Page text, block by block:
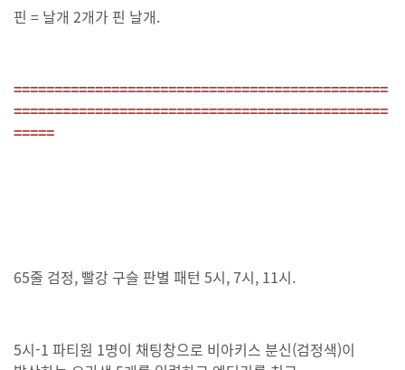
핀 = 날개 2개가 핀 날개.
==============================================
==============================================
=====
65줄 검정, 빨강 구슬 판별 패턴 5시, 7시, 11시.
5시-1 파티원 1명이 채팅창으로 비아키스 분신(검정색)이